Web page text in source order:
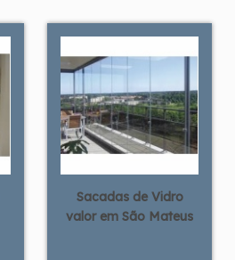
Sacadas de Vidro
valor em São Mateus